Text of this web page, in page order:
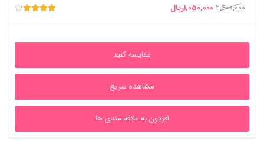
2,400,000 قیمت
2,400,000ریال
1,050,000ریال
1,050,000ریال
مقایسه کنید
مشاهده سریع
افزدون به علاقه مندی ها